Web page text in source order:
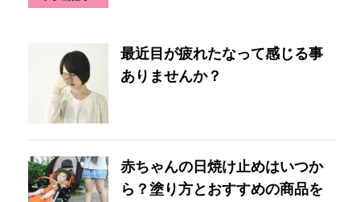
最近目が疲れたなって感じる事
ありませんか？
赤ちゃんの日焼け止めはいつか
ら？塗り方とおすすめの商品を